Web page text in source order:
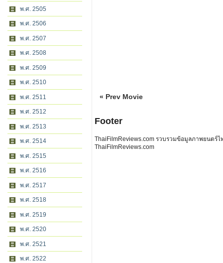
พ.ศ. 2505
พ.ศ. 2506
พ.ศ. 2507
พ.ศ. 2508
พ.ศ. 2509
พ.ศ. 2510
พ.ศ. 2511
พ.ศ. 2512
พ.ศ. 2513
พ.ศ. 2514
พ.ศ. 2515
พ.ศ. 2516
พ.ศ. 2517
พ.ศ. 2518
พ.ศ. 2519
พ.ศ. 2520
พ.ศ. 2521
พ.ศ. 2522
« Prev Movie
Footer
ThaiFilmReviews.com รวบรวมข้อมูลภาพยนตร์
ThaiFilmReviews.com